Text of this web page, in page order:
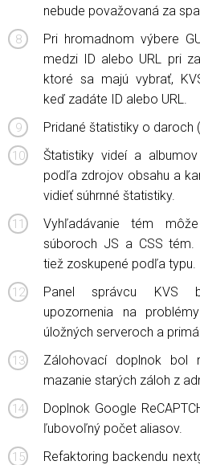
nebude považovaná za
Pri hromadnom výbere
medzi ID alebo URL pri
ktoré sa majú vybrať,
keď zadáte ID alebo URL.
Pridané štatistiky o
Štatistiky videí a
podľa zdrojov obsahu a
vidieť súhrnné štatistiky.
Vyhľadávanie tém
súboroch JS a CSS tém.
tiež zoskupené podľa typu.
Panel správcu KVS
upozornenia na
úložných serveroch a
Zálohovací doplnok bol
mazanie starých záloh z
Doplnok Google
ľubovoľný počet aliasov.
Refaktoring backendu